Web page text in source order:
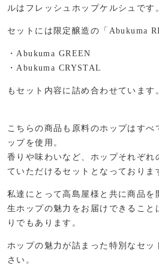
ルはフレッシュホップケルシュです
セットには限定醸造の「Abukuma
・Abukuma GREEN
・Abukuma CRYSTAL
もセット内容に詰め合わせています
こちらの商品も原料のホップはすべ
ップを使用。
香りや味わいなど、ホップそれぞれ
ていただけるセットとなっておりま
私達にとって高島屋様と共に商品を
生ホップの魅力をお届けできること
りでもあります。
ホップの魅力が詰まった特別なセッ
さい。